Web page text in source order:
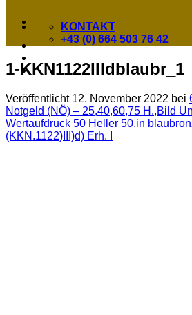
KONTAKT
+43 (0) 664 503 76 42
1-KKN1122IIIdblaubr_1
Veröffentlicht 12. November 2022 bei
Notgeld (NÖ) – 25,40,60,75 H.,Bild
Wertaufdruck 50 Heller 50,in
(KKN.1122)III)d) Erh. I